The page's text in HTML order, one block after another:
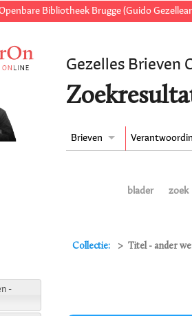
Bibliotheek Brugge (Guido
Gezelles Brieven
Brieven
blader zoek
Collectie: Titel - ander
-